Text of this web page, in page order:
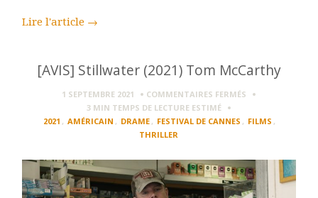
Lire l'article →
[AVIS] Stillwater (2021) Tom McCarthy
1 SEPTEMBRE 2021 COMMENTAIRES FERMÉSSUR
STILLWATER
MCCARTHY
3 MIN TEMPS DE LECTURE ESTIMÉ
2021 , AMÉRICAIN , DRAME , FESTIVAL DE CANNES , FILMS ,
THRILLER